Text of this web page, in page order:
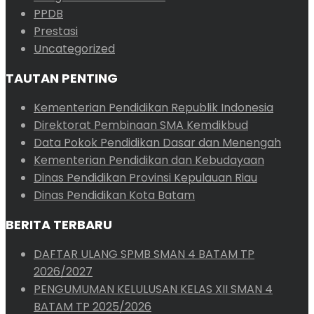
PPDB
Prestasi
Uncategorized
TAUTAN PENTING
Kementerian Pendidikan Republik Indonesia
Direktorat Pembinaan SMA Kemdikbud
Data Pokok Pendidikan Dasar dan Menengah
Kementerian Pendidikan dan Kebudayaan
Dinas Pendidikan Provinsi Kepulauan Riau
Dinas Pendidikan Kota Batam
BERITA TERBARU
DAFTAR ULANG SPMB SMAN 4 BATAM TP
2026/2027
PENGUMUMAN KELULUSAN KELAS XII SMAN 4
BATAM TP 2025/2026